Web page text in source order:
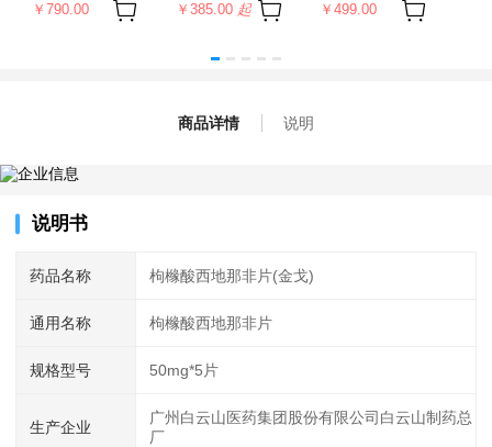
￥790.00
￥385.00 起
￥499.00
商品详情 说明
说明书
药品名称 枸橼酸西地那非片(金戈)
通用名称 枸橼酸西地那非片
规格型号 50mg*5片
生产企业
广州白云山医药集团股份有限公司白云山制药总
厂